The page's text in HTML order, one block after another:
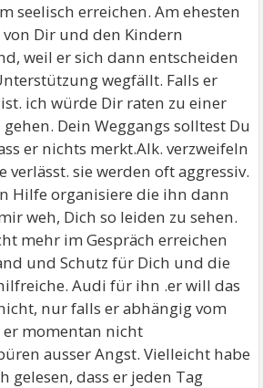
seelisch erreichen. Am ehesten
von Dir und den Kindern
weil er sich dann entscheiden
wegfällt. Falls er
ich würde Dir raten zu einer
Dein Weggangs solltest Du
er nichts merkt.Alk. verzweifeln
verlässt. sie werden oft aggressiv.
Hilfe organisiere die ihn dann
weh, Dich so leiden zu sehen.
mehr im Gespräch erreichen
und Schutz für Dich und die
Audi für ihn .er will das
nur falls er abhängig vom
momentan nicht
ausser Angst. Vielleicht habe
gelesen, dass er jeden Tag